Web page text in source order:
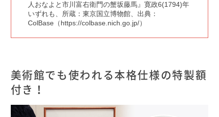
人おなよと市川富右衛門の蟹坂藤馬』寛政6(1794)年
いずれも、所蔵：東京国立博物館、出典：
ColBase（https://colbase.nich.go.jp/）
美術館でも使われる本格仕様の特製額
付き！